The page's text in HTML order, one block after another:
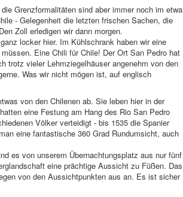
Grenzformalitäten sind aber immer noch im etwa
- Gelegenheit die letzten frischen Sachen, die
Zoll erledigen wir dann morgen.
locker hier. Im Kühlschrank haben wir eine
Eine Chili für Chile! Der Ort San Pedro hat
trotz vieler Lehmziegelhäuser angenehm von den
Was wir nicht mögen ist, auf englisch
von den Chilenen ab. Sie leben hier in der
eine Festung am Hang des Rio San Pedro
Völker verteidigt - bis 1535 die Spanier
eine fantastische 360 Grad Rundumsicht, auch
es von unserem Übernachtungsplatz aus nur fünf
eine prächtige Aussicht zu Füßen. Das
von den Aussichtpunkten aus an. Es ist sicher